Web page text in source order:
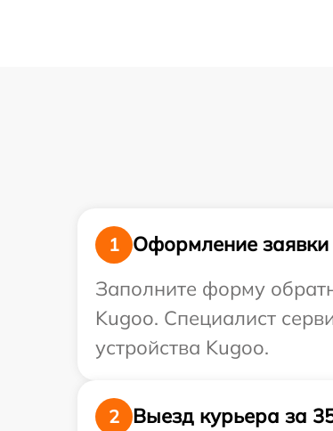
1
Оформление заявки
Заполните форму
Kugoo. Специалист
устройства Kugoo.
2
Выезд курьера за